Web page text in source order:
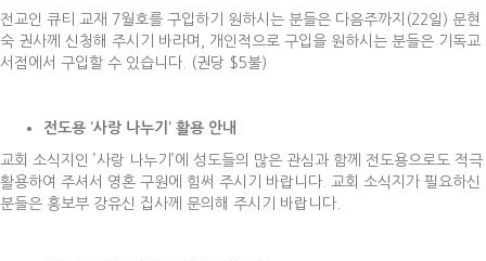
전교인 큐티 교재 7월호를 구입하기 원하시는 분들은 다음주까지(22일) 문현
숙 권사께 신청해 주시기 바라며, 개인적으로 구입을 원하시는 분들은 기독교
서점에서 구입할 수 있습니다. (권당 $5불)
전도용 ‘사랑 나누기 ’ 활용 안내
교회 소식지인 ’사랑 나누기’에 성도들의 많은 관심과 함께 전도용으로도 적극
활용하여 주셔서 영혼 구원에 힘써 주시기 바랍니다. 교회 소식지가 필요하신
분들은 홍보부 강유신 집사께 문의해 주시기 바랍니다.